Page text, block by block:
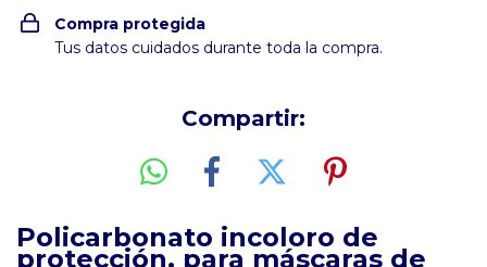
Compra protegida
Tus datos cuidados durante toda la compra.
Compartir:
Policarbonato incoloro de
protección, para máscaras de